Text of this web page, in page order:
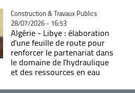
Catégorie
Construction & Travaux Publics
28/07/2026 - 16:53
Algérie - Libye : élaboration
d'une feuille de route pour
renforcer le partenariat dans
le domaine de l'hydraulique
et des ressources en eau